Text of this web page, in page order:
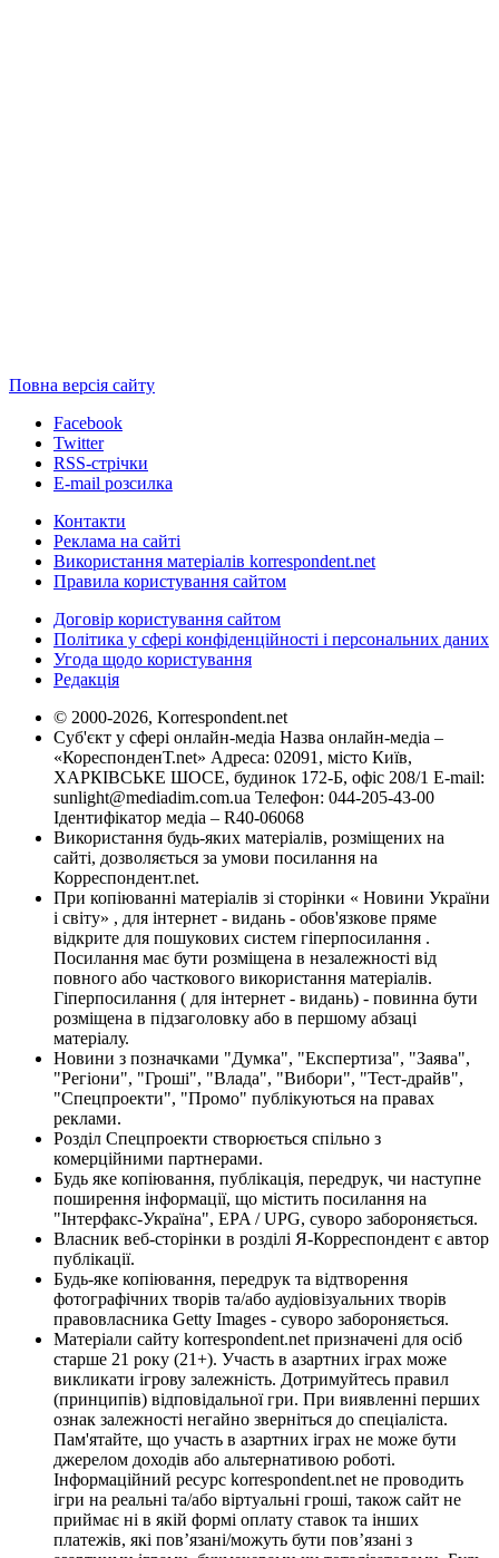
Повна версія сайту
Facebook
Twitter
RSS-стрічки
E-mail розсилка
Контакти
Реклама на сайті
Використання матеріалів korrespondent.net
Правила користування сайтом
Договір користування сайтом
Політика у сфері конфіденційності і персональних даних
Угода щодо користування
Редакція
© 2000-2026, Korrespondent.net
Суб'єкт у сфері онлайн-медіа Назва онлайн-медіа –
«КореспонденТ.net» Адреса: 02091, місто Київ,
ХАРКІВСЬКЕ ШОСЕ, будинок 172-Б, офіс 208/1 E-mail:
sunlight@mediadim.com.ua Телефон: 044-205-43-00
Ідентифікатор медіа – R40-06068
Використання будь-яких матеріалів, розміщених на
сайті, дозволяється за умови посилання на
Корреспондент.net.
При копіюванні матеріалів зі сторінки « Новини України
і світу» , для інтернет - видань - обов'язкове пряме
відкрите для пошукових систем гіперпосилання .
Посилання має бути розміщена в незалежності від
повного або часткового використання матеріалів.
Гіперпосилання ( для інтернет - видань) - повинна бути
розміщена в підзаголовку або в першому абзаці
матеріалу.
Новини з позначками "Думка", "Експертиза", "Заява",
"Регіони", "Гроші", "Влада", "Вибори", "Тест-драйв",
"Спецпроекти", "Промо" публікуються на правах
реклами.
Розділ Спецпроекти створюється спільно з
комерційними партнерами.
Будь яке копіювання, публікація, передрук, чи наступне
поширення інформації, що містить посилання на
"Інтерфакс-Україна", EPA / UPG, суворо забороняється.
Власник веб-сторінки в розділі Я-Корреспондент є автор
публікації.
Будь-яке копіювання, передрук та відтворення
фотографічних творів та/або аудіовізуальних творів
правовласника Getty Images - суворо забороняється.
Матеріали сайту korrespondent.net призначені для осіб
старше 21 року (21+). Участь в азартних іграх може
викликати ігрову залежність. Дотримуйтесь правил
(принципів) відповідальної гри. При виявленні перших
ознак залежності негайно зверніться до спеціаліста.
Пам'ятайте, що участь в азартних іграх не може бути
джерелом доходів або альтернативою роботі.
Інформаційний ресурс korrespondent.net не проводить
ігри на реальні та/або віртуальні гроші, також сайт не
приймає ні в якій формі оплату ставок та інших
платежів, які пов’язані/можуть бути пов’язані з